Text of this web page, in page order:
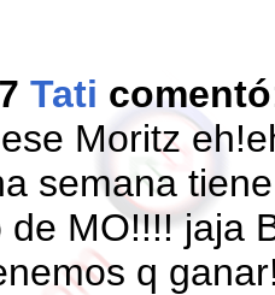
Tati comentó
Moritz
semana
MO!!!! jaja
q